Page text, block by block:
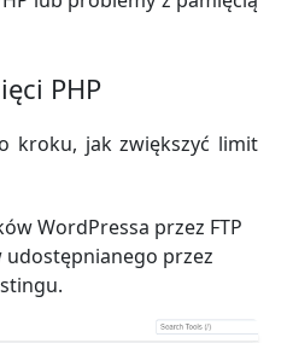
PHP
kroku, jak zwiększyć limit
WordPressa przez FTP
przez